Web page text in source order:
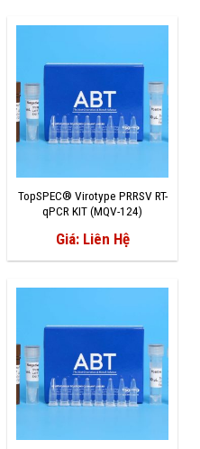
TopSPEC® Virotype PRRSV RT-
qPCR KIT (MQV-124)
Giá: Liên Hệ